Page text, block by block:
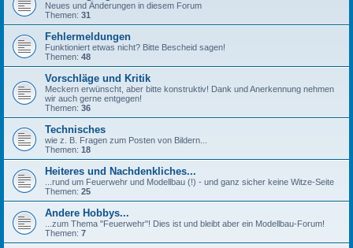
Neues und Änderungen in diesem Forum
Themen: 31
Fehlermeldungen
Funktioniert etwas nicht? Bitte Bescheid sagen!
Themen: 48
Vorschläge und Kritik
Meckern erwünscht, aber bitte konstruktiv! Dank und Anerkennung nehmen
wir auch gerne entgegen!
Themen: 36
Technisches
wie z. B. Fragen zum Posten von Bildern...
Themen: 18
Heiteres und Nachdenkliches...
...rund um Feuerwehr und Modellbau (!) - und ganz sicher keine Witze-Seite
Themen: 25
Andere Hobbys...
...zum Thema "Feuerwehr"! Dies ist und bleibt aber ein Modellbau-Forum!
Themen: 7